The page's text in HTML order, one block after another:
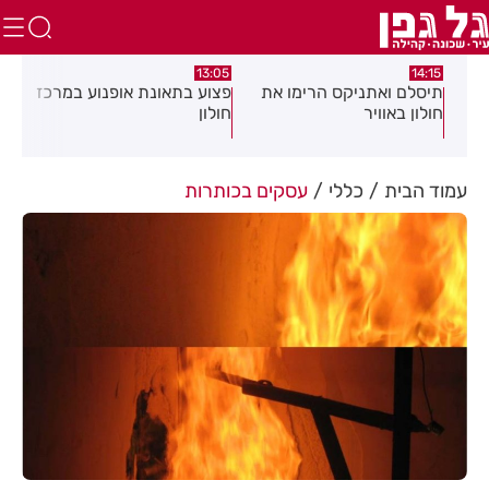
14:15
תיסלם ואתניקס הרימו את
חולון באוויר
13:05
פצוע בתאונת אופנוע במרכז
חולון
עמוד הבית כללי עסקים בכותרות